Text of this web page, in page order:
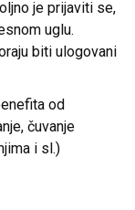
je prijaviti se,
uglu.
biti ulogovani
od
čuvanje
i sl.)